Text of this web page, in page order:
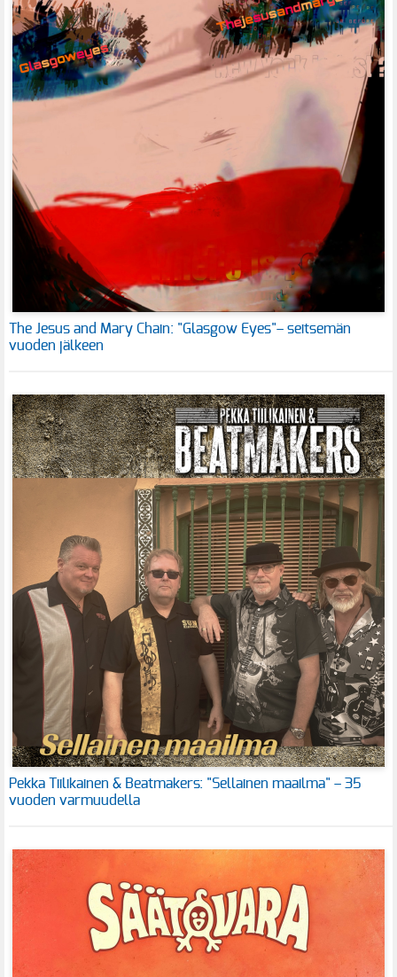
The Jesus and Mary Chain: "Glasgow Eyes"– seitsemän
vuoden jälkeen
Pekka Tiilikainen & Beatmakers: "Sellainen maailma" – 35
vuoden varmuudella